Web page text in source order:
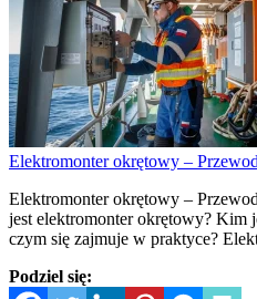
Elektromonter okrętowy –
Elektromonter okrętowy –
jest elektromonter okrętowy? Kim
czym się zajmuje w praktyce?
Podziel się: